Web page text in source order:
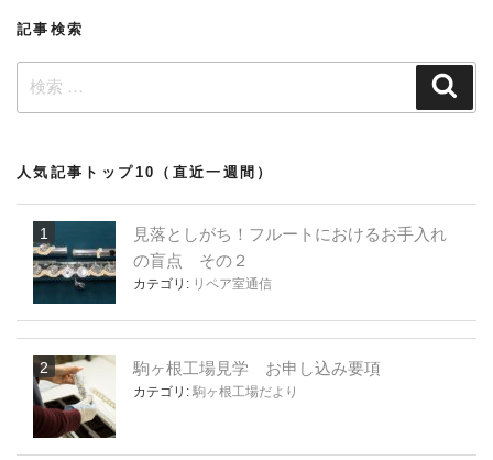
ン
記事検索
索:
人気記事トップ10（直近一週間）
見落としがち！フルートにおけるお手入れ
の盲点 その２
カテゴリ: リペア室通信
駒ヶ根工場見学 お申し込み要項
カテゴリ: 駒ヶ根工場だより